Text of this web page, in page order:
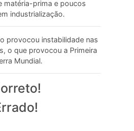
matéria-prima e poucos
industrialização.
provocou instabilidade nas
o que provocou a Primeira
Mundial.